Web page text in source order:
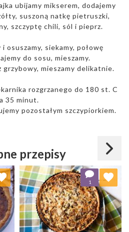
ubijamy mikserem, dodajemy
suszoną natkę pietruszki,
szczyptę chili, sól i pieprz.
osuszamy, siekamy, połowę
do sosu, mieszamy.
grzybowy, mieszamy delikatnie.
rozgrzanego do 180 st. C
35 minut.
pozostałym szczypiorkiem.
przepisy
1
Dodaj do ulubionych
Wybierz listę: